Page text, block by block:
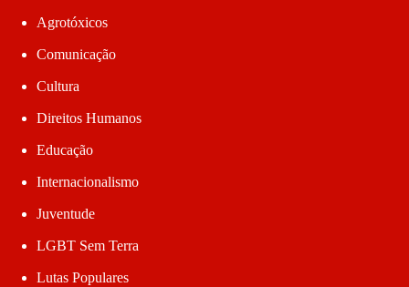
Agrotóxicos
Comunicação
Cultura
Direitos Humanos
Educação
Internacionalismo
Juventude
LGBT Sem Terra
Lutas Populares